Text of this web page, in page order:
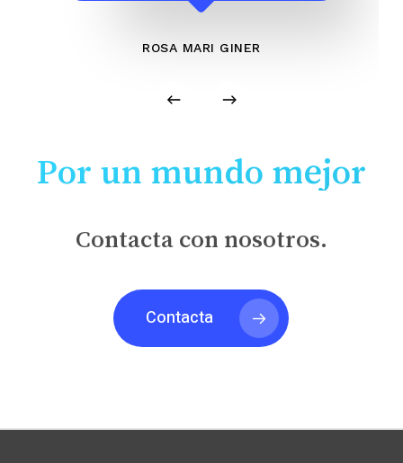
ROSA MARI GINER
Por un mundo mejor
Contacta con nosotros.
Contacta